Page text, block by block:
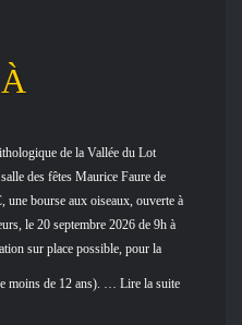
de la Vallée du Lot
des fêtes Maurice Faure de
bourse aux oiseaux, ouverte à
le 20 septembre 2026 de 9h à
sur place possible, pour la
moins de 12 ans). … Lire la suite